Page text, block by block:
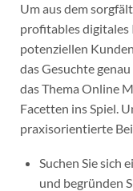
Um aus dem
profitables digitales
potenziellen
das Gesuchte
das Thema Online
Facetten ins Spiel.
praxisorientierte
Suchen Sie sich
und begründen